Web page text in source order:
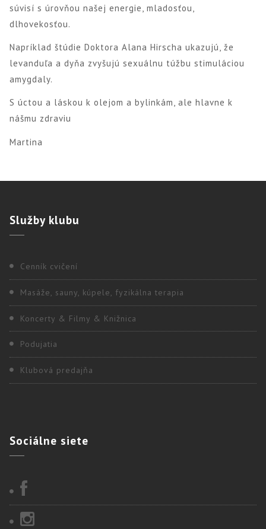
súvisí s úrovňou našej energie, mladosťou,
dlhovekosťou.
Napríklad štúdie Doktora Alana Hirscha ukazujú, že
levanduľa a dyňa zvyšujú sexuálnu túžbu stimuláciou
amygdaly.
S úctou a láskou k olejom a bylinkám, ale hlavne k
nášmu zdraviu
Martina
Službyklubu
Cenník cvičení
Masáže, sauny, kúpele, fyzikálna terapia
Koncerty & Filmy & Knižnica
Podujatia
Klubová predajňa
Sociálne siete